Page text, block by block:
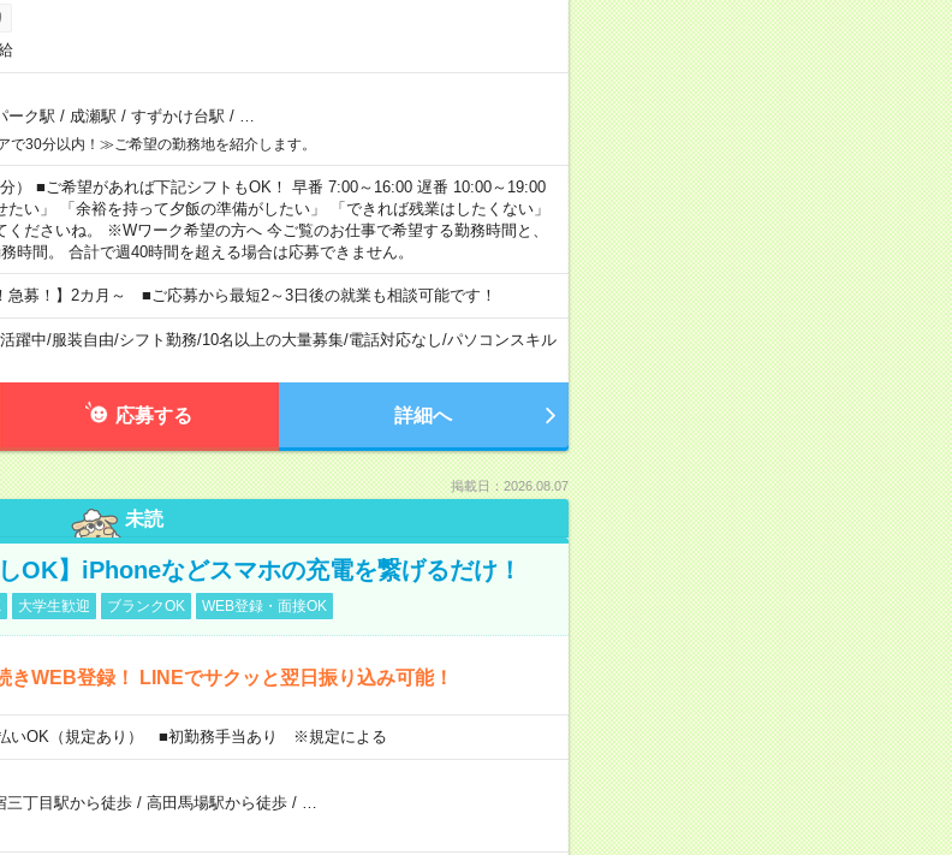
ーク駅 / 成瀬駅 / すずかけ台駅 /
で30分以内！≫ご希望の勤務地を紹介します。
） ■ご希望があれば下記シフトもOK！ 早番 7:00～16:00 遅番 10:00～19:00
たい」 「余裕を持って夕飯の準備がしたい」 「できれば残業はしたくない」
くださいね。 ※Wワーク希望の方へ 今ご覧のお仕事で希望する勤務時間と、
時間。 合計で週40時間を超える場合は応募できません。
急募！】2カ月～ ■ご応募から最短2～3日後の就業も相談可能です！
躍中/服装自由/シフト勤務/10名以上の大量募集/電話対応なし/パソコンスキル
応募する 詳細へ
掲載日：2026.08.07
未読
OK】iPhoneなどスマホの充電を繋げるだけ！
大学生歓迎 ブランクOK WEB登録・面接OK
きWEB登録！ LINEでサクッと翌日振り込み可能！
いOK（規定あり） ■初勤務手当あり ※規定による
三丁目駅から徒歩/ 高田馬場駅から徒歩/